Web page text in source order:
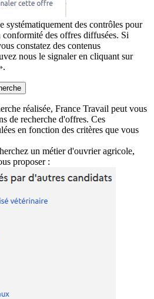
systématiquement des contrôles pour
des offres diffusées. Si
constatez des contenus
nous le signaler en cliquant sur
réalisée, France Travail peut vous
de recherche d'offres. Ces
en fonction des critères que vous
un métier d'ouvrier agricole,
proposer :